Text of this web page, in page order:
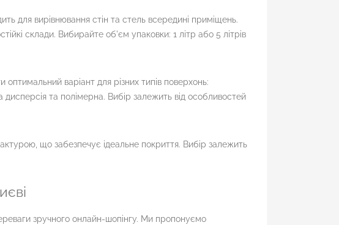
для вирівнювання стін та стель всередині приміщень.
склади. Вибирайте об'єм упаковки: 1 літр або 5 літрів
оптимальний варіант для різних типів поверхонь:
та полімерна. Вибір залежить від особливостей
що забезпечує ідеальне покриття. Вибір залежить
зручного онлайн-шопінгу. Ми пропонуємо